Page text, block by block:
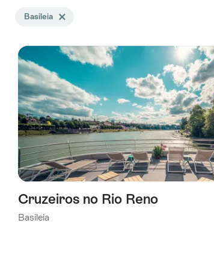
foi
filtrada
usando
os
seguintes
tags
BasileiaExcluir tag Basileia
Cruzeiros no Rio Reno
Basileia